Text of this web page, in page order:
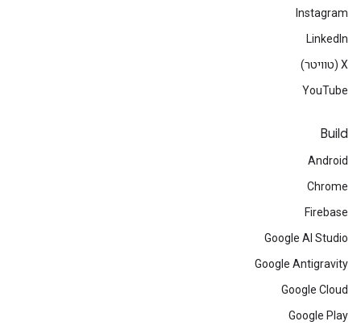
Instagram
LinkedIn
‫X (טוויטר)
YouTube
Build
Android
Chrome
Firebase
Google AI Studio
Google Antigravity
Google Cloud
Google Play